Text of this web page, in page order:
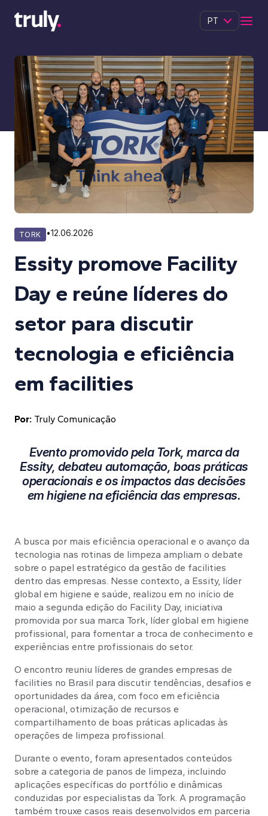
PT
TORK •12.06.2026
Essity promove Facility
Day e reúne líderes do
setor para discutir
tecnologia e eficiência
em facilities
Por: Truly Comunicação
Evento promovido pela Tork, marca da
Essity, debateu automação, boas práticas
operacionais e os impactos das decisões
em higiene na eficiência das empresas.
A busca por mais eficiência operacional e o avanço da
tecnologia nas rotinas de limpeza ampliam o debate
sobre o papel estratégico da gestão de facilities
dentro das empresas. Nesse contexto, a Essity, líder
global em higiene e saúde, realizou em no início de
maio a segunda edição do Facility Day, iniciativa
promovida por sua marca Tork, líder global em higiene
profissional, para fomentar a troca de conhecimento e
experiências entre profissionais do setor.
O encontro reuniu líderes de grandes empresas de
facilities no Brasil para discutir tendências, desafios e
oportunidades da área, com foco em eficiência
operacional, otimização de recursos e
compartilhamento de boas práticas aplicadas às
operações de limpeza profissional.
Durante o evento, foram apresentados conteúdos
sobre a categoria de panos de limpeza, incluindo
aplicações específicas do portfólio e dinâmicas
conduzidas por especialistas da Tork. A programação
também trouxe casos reais desenvolvidos em parceria